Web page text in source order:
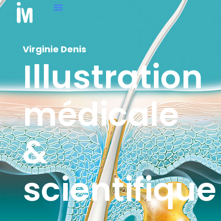
Virginie Denis
Illustration
médicale
&
scientifique